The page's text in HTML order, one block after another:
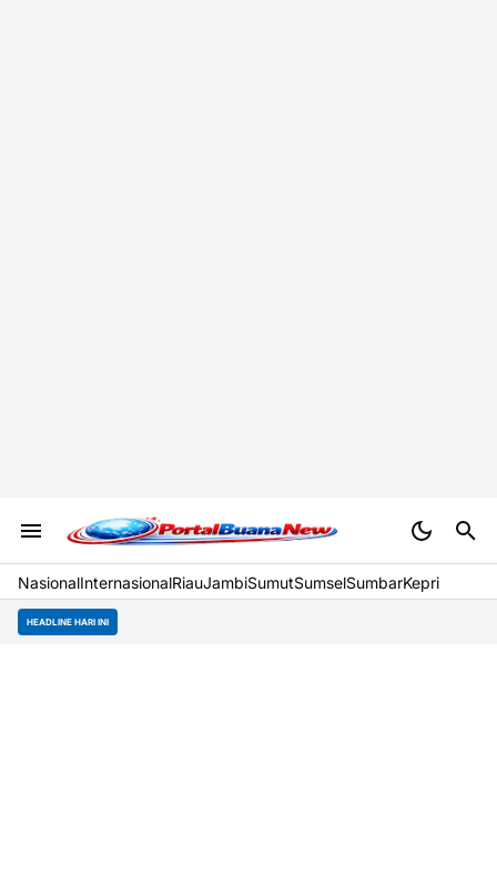
NasionalInternasionalRiauJambiSumutSumselSumbarKepri
HEADLINE HARI INI